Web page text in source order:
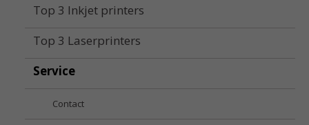
Top 3 Inkjet printers
Top 3 Laserprinters
Service
Contact